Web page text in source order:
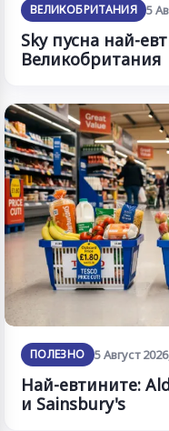
ВЕЛИКОБРИТАНИЯ 5
Sky пусна най-
Великобритания
ПОЛЕЗНО 5 Август
Най-евтините:
и Sainsbury's